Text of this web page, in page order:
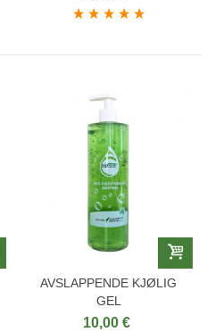
AVSLAPPENDE KJØLIG
GEL
10,00 €